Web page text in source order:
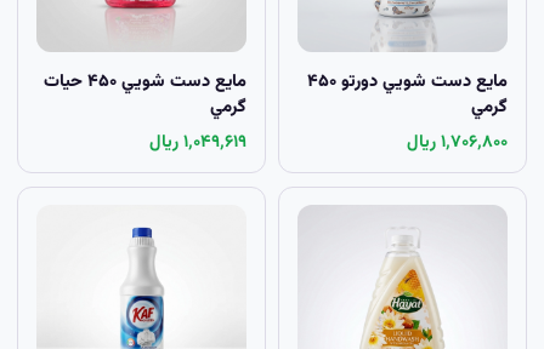
مايع دست شويي دورتو ۴۵۰
گرمي
۱٬۷۰۶٬۸۰۰ ریال
مايع دست شويي ۴۵۰ حيات
گرمي
۱٬۰۴۹٬۶۱۹ ریال